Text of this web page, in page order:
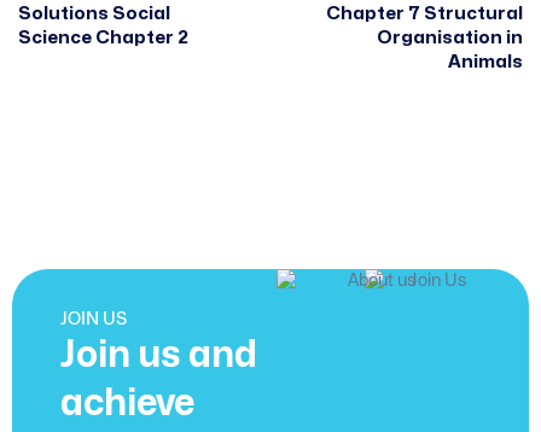
Solutions Social
Science Chapter 2
Chapter 7 Structural
Organisation in
Animals
JOIN US
Join us and
achieve